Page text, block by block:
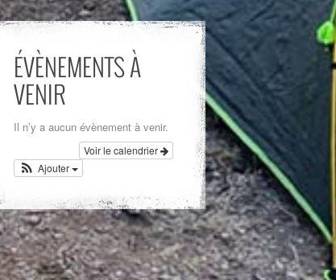
ÉVÈNEMENTS À
VENIR
Il n’y a aucun évènement à venir.
Voir le calendrier
Ajouter